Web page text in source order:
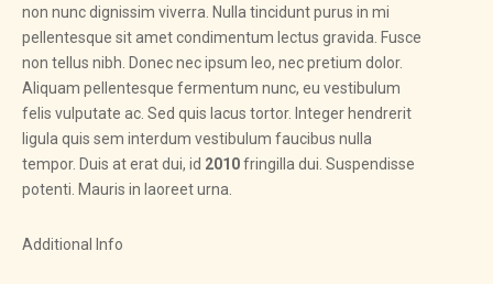
non nunc dignissim viverra. Nulla tincidunt purus in mi
pellentesque sit amet condimentum lectus gravida. Fusce
non tellus nibh. Donec nec ipsum leo, nec pretium dolor.
Aliquam pellentesque fermentum nunc, eu vestibulum
felis vulputate ac. Sed quis lacus tortor. Integer hendrerit
ligula quis sem interdum vestibulum faucibus nulla
tempor. Duis at erat dui, id 2010fringilla dui. Suspendisse
potenti. Mauris in laoreet urna.
Additional Info